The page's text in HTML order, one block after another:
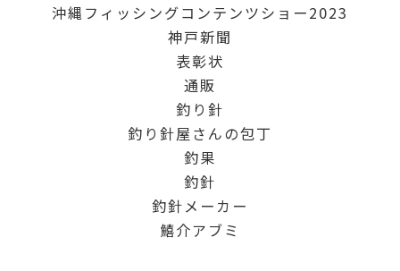
沖縄フィッシングコンテンツショー2023
神戸新聞
表彰状
通販
釣り針
釣り針屋さんの包丁
釣果
釣針
釣針メーカー
鱚介アブミ